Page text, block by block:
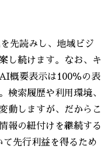
先読みし、地域ビジ
し続けます。なお、キ
概要表示は100％の表
検索履歴や利用環境、
動しますが、だからこ
報の紐付けを継続する
先行利益を得るため